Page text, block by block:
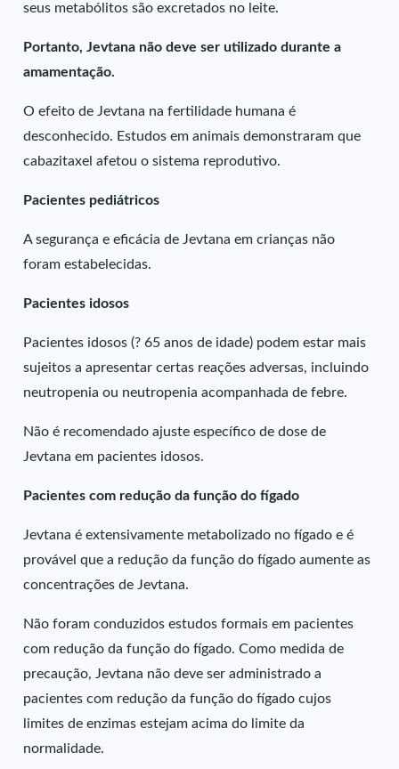
seus metabólitos são excretados no leite.
Portanto, Jevtana não deve ser utilizado durante a
amamentação.
O efeito de Jevtana na fertilidade humana é
desconhecido. Estudos em animais demonstraram que
cabazitaxel afetou o sistema reprodutivo.
Pacientes pediátricos
A segurança e eficácia de Jevtana em crianças não
foram estabelecidas.
Pacientes idosos
Pacientes idosos (? 65 anos de idade) podem estar mais
sujeitos a apresentar certas reações adversas, incluindo
neutropenia ou neutropenia acompanhada de febre.
Não é recomendado ajuste específico de dose de
Jevtana em pacientes idosos.
Pacientes com redução da função do fígado
Jevtana é extensivamente metabolizado no fígado e é
provável que a redução da função do fígado aumente as
concentrações de Jevtana.
Não foram conduzidos estudos formais em pacientes
com redução da função do fígado. Como medida de
precaução, Jevtana não deve ser administrado a
pacientes com redução da função do fígado cujos
limites de enzimas estejam acima do limite da
normalidade.